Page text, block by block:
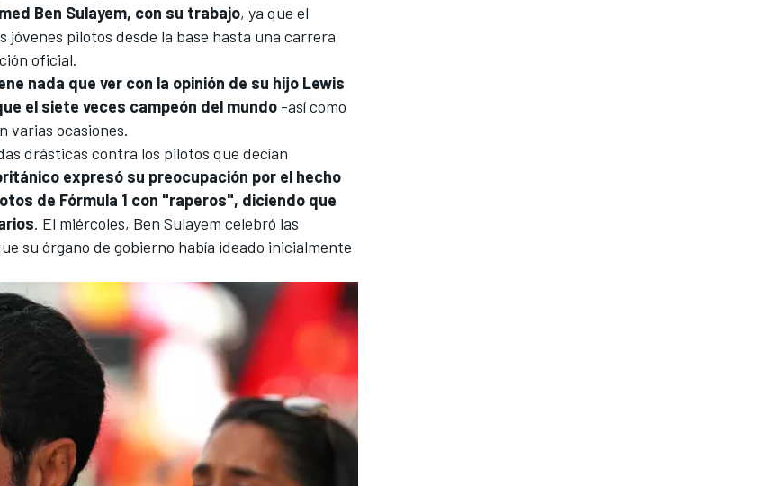
Ben Sulayem, con su trabajo, ya que el
jóvenes pilotos desde la base hasta una carrera
oficial.
nada que ver con la opinión de su hijo Lewis
el siete veces campeón del mundo -así como
varias ocasiones.
drásticas contra los pilotos que decían
expresó su preocupación por el hecho
de Fórmula 1 con "raperos", diciendo que
. El miércoles, Ben Sulayem celebró las
su órgano de gobierno había ideado inicialmente